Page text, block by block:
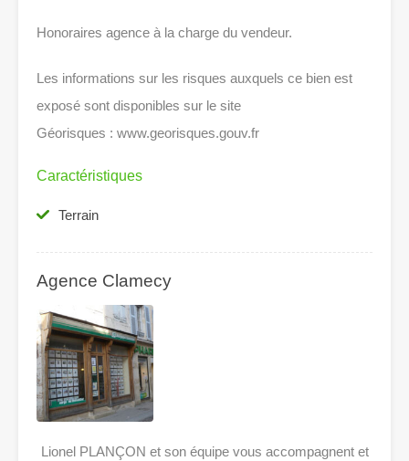
Honoraires agence à la charge du vendeur.
Les informations sur les risques auxquels ce bien est
exposé sont disponibles sur le site
Géorisques : www.georisques.gouv.fr
Caractéristiques
Terrain
Agence Clamecy
Lionel PLANÇON et son équipe vous accompagnent et